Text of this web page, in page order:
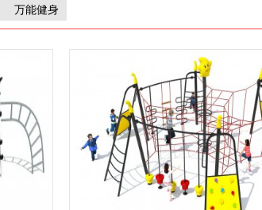
万能健身